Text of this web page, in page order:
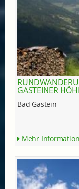
GASTEINER
Bad Gastein
Mehr